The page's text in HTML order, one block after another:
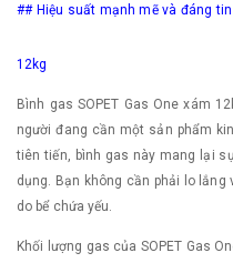
## Hiệu suất mạnh mẽ và đáng
12kg
Bình gas SOPET Gas One xám
người đang cần một sản phẩm
tiên tiến, bình gas này mang lại
dụng. Bạn không cần phải lo lắng
do bể chứa yếu.
Khối lượng gas của SOPET Gas